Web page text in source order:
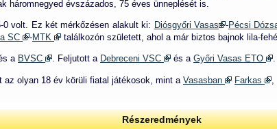
háromnegyed évszázados, 75 éves ünneplését is.
0 volt. Ez két mérkőzésen alakult ki: Diósgyőri Vasas -Pécsi
SC -MTK találkozón született, ahol a már biztos bajnok lila-
a BVSC . Feljutott a Debreceni VSC és a Győri Vasas ETO .
az olyan 18 év körüli fiatal játékosok, mint a Vasasban Farkas
Részeredmények